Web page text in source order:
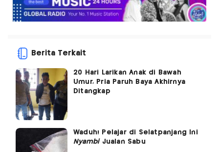
Berita Terkait
20 Hari Larikan Anak di Bawah
Umur, Pria Paruh Baya Akhirnya
Ditangkap
Waduh! Pelajar di Selatpanjang Ini
NyambiJualan Sabu